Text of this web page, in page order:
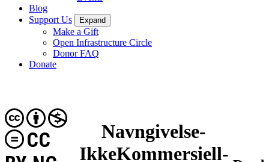
Blog
Support Us
Expand
Make a Gift
Open Infrastructure Circle
Donor FAQ
Donate
Navngivelse-
IkkeKommersiell-
CC